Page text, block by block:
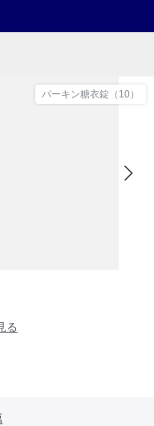
パーキン糖衣錠（10）
る